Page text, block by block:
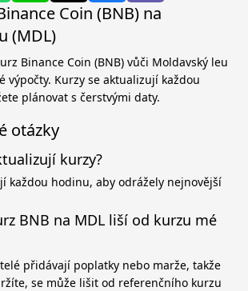
Coin (BNB) na
(MDL)
Binance Coin (BNB) vůči Moldavský leu
výpočty. Kurzy se aktualizují každou
plánovat s čerstvými daty.
otázky
kurzy?
každou hodinu, aby odrážely nejnovější
BNB na MDL liší od kurzu mé
přidávají poplatky nebo marže, takže
se může lišit od referenčního kurzu